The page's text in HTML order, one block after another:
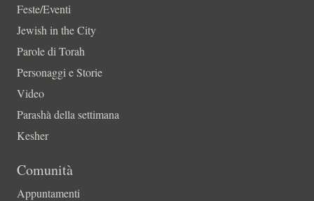
Feste/Eventi
Jewish in the City
Parole di Torah
Personaggi e Storie
Video
Parashà della settimana
Kesher
Comunità
Appuntamenti